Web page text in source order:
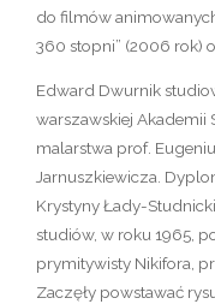
do filmów
360 stopni” (2006 rok)
Edward Dwurnik
warszawskiej Akademii
malarstwa prof.
Jarnuszkiewicza.
Krystyny Łady-
studiów, w roku 1965,
prymitywisty Nikifora,
Zaczęły powstawać